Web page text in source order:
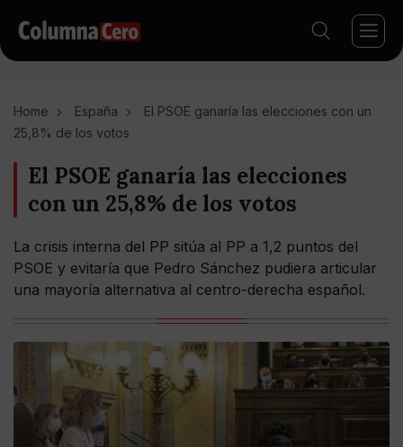
Home España
El PSOE ganaría las elecciones con un
25,8% de los votos
El PSOE ganaría las elecciones
con un 25,8% de los votos
La crisis interna del PP sitúa al PP a 1,2 puntos del
PSOE y evitaría que Pedro Sánchez pudiera articular
una mayoría alternativa al centro-derecha español.